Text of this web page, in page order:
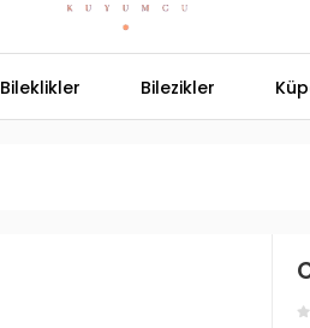
Bileklikler Bilezikler